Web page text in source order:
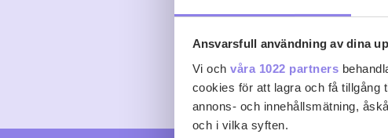
Ansvarsfull användning av dina
Vi och våra 1022 partners
cookies för att lagra och få tillgång
annons- och innehållsmätning,
och i vilka syften.
Logga inellerskapa kontoför